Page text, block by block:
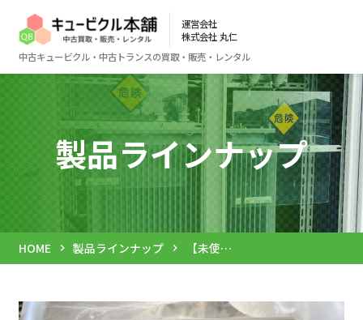
運営会社
株式会社 丸仁
中古キュービクル・中古トランスの買取・販売・レンタル
製品ラインナップ
HOME chevron_right 製品ラインナップ chevron_right 【未使用】灯動 混合トランス 2019年 東芝